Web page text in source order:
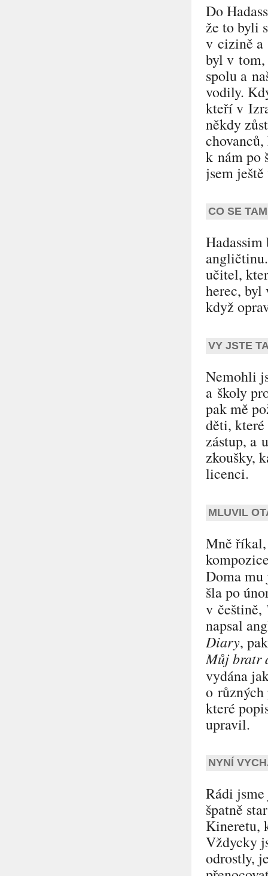
Do
že to byli
v cizině a
byl v tom,
spolu a
vodily.
kteří v
někdy
k nám po
jsem
CO SE
učitel,
herec, byl
když
VY JSTE
Nemohli
a školy
pak mě
děti,
zástup, a
zkoušky,
licenci.
MLUVIL
Mně říkal,
Doma
šla po
v češtině,
napsal
Diary,
Můj bratr
vydána
o různých
které
upravil.
NYNÍ
Rádi
špatně
Kineretu,
Vždycky
odrostly,